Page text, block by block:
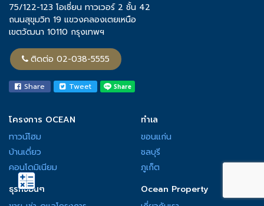
75/122-123 โอเชี่ยน ทาวเวอร์ 2 ชั้น 42
ถนนสุขุมวิท 19 แขวงคลองเตยเหนือ
เขตวัฒนา 10110 กรุงเทพฯ
ติดต่อ 02-038-5555
Share Tweet
โครงการ OCEAN
ทาวน์โฮม
บ้านเดี่ยว
คอนโดมิเนียม
ทำเล
ขอนแก่น
ชลบุรี
ภูเก็ต
ธุรกิจอื่นๆ
Ocean Property